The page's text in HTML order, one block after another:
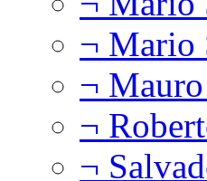
¬ Mario
¬
¬
¬